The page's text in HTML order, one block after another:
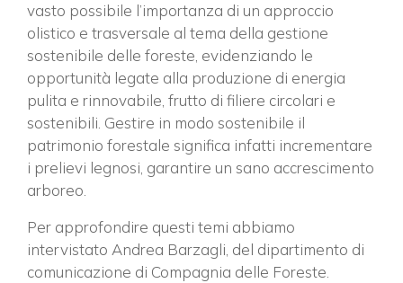
vasto possibile l’importanza di un approccio
olistico e trasversale al tema della gestione
sostenibile delle foreste, evidenziando le
opportunità legate alla produzione di energia
pulita e rinnovabile, frutto di filiere circolari e
sostenibili. Gestire in modo sostenibile il
patrimonio forestale significa infatti incrementare
i prelievi legnosi, garantire un sano accrescimento
arboreo.
Per approfondire questi temi abbiamo
intervistato Andrea Barzagli, del dipartimento di
comunicazione di Compagnia delle Foreste.